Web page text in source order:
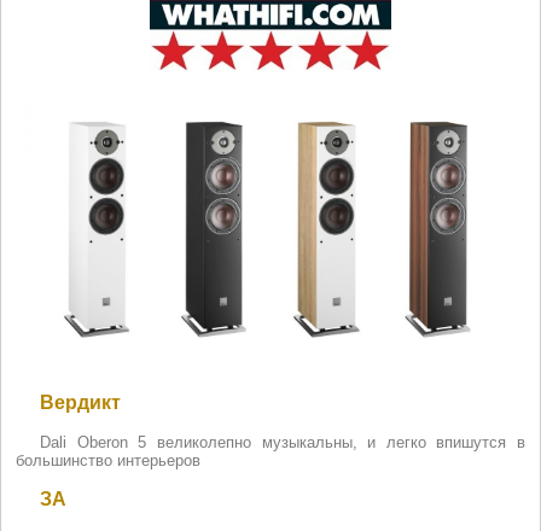
Вердикт
Dali Oberon 5 великолепно музыкальны, и легко впишутся в
большинство интерьеров
ЗА